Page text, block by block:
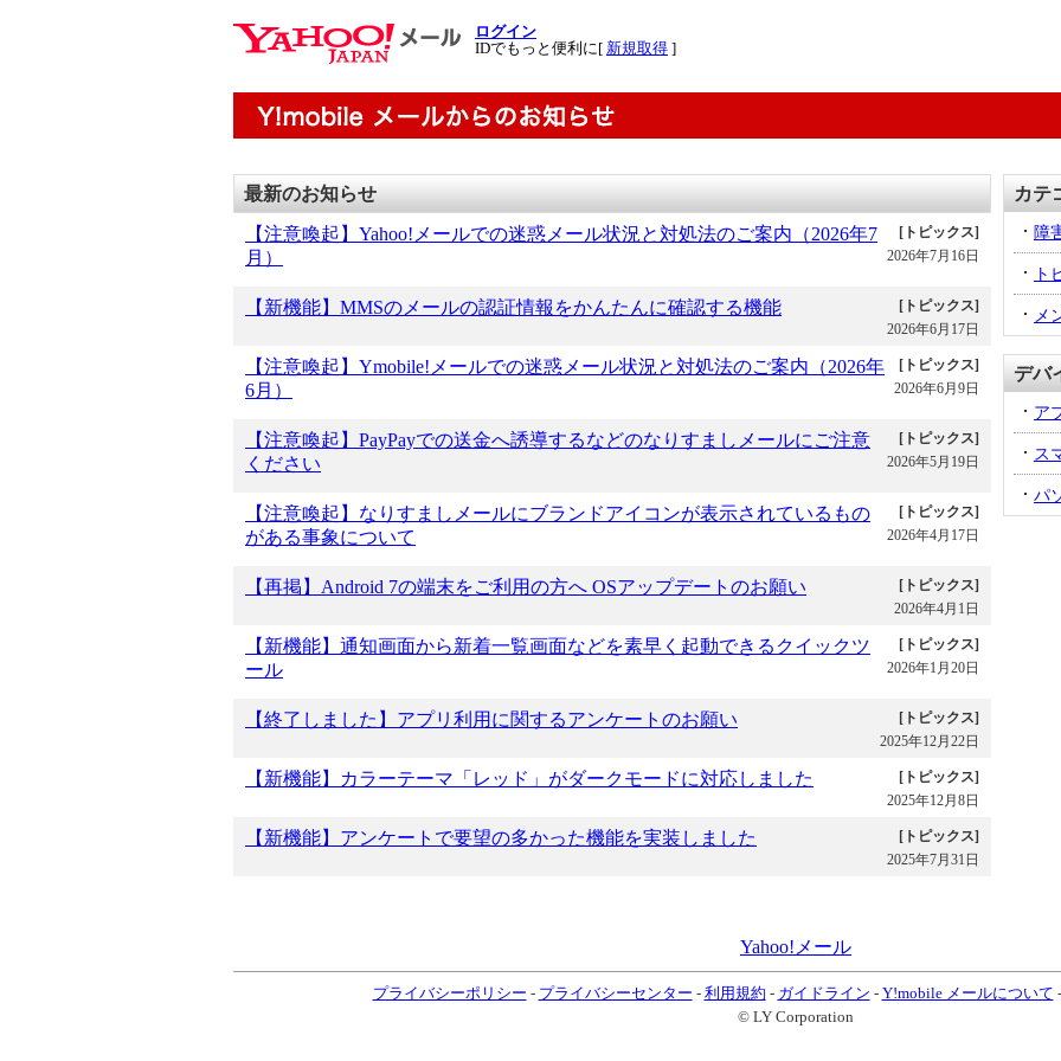
ログイン
IDでもっと便利に[ 新規取得 ]
最新のお知らせ
[トピックス]
2026年7月16日
【注意喚起】Yahoo!メールでの迷惑メール状況と対処法のご案内（2026年7
月）
[トピックス]
2026年6月17日
【新機能】MMSのメールの認証情報をかんたんに確認する機能
[トピックス]
2026年6月9日
【注意喚起】Ymobile!メールでの迷惑メール状況と対処法のご案内（2026年
6月）
[トピックス]
2026年5月19日
【注意喚起】PayPayでの送金へ誘導するなどのなりすましメールにご注意
ください
[トピックス]
2026年4月17日
【注意喚起】なりすましメールにブランドアイコンが表示されているもの
がある事象について
[トピックス]
2026年4月1日
【再掲】Android 7の端末をご利用の方へ OSアップデートのお願い
[トピックス]
2026年1月20日
【新機能】通知画面から新着一覧画面などを素早く起動できるクイックツ
ール
[トピックス]
2025年12月22日
【終了しました】アプリ利用に関するアンケートのお願い
[トピックス]
2025年12月8日
【新機能】カラーテーマ「レッド」がダークモードに対応しました
[トピックス]
2025年7月31日
【新機能】アンケートで要望の多かった機能を実装しました
カテ
障
ト
メ
デバ
ア
ス
パ
Yahoo!メール
プライバシーポリシー - プライバシーセンター - 利用規約 - ガイドライン - Y!mobile メールについて -
© LY Corporation